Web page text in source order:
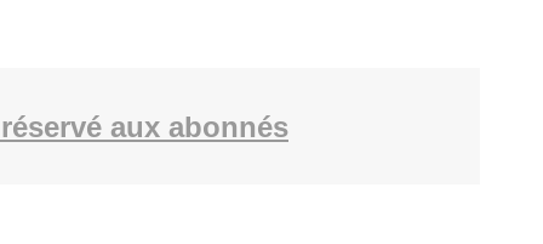
aux abonnés